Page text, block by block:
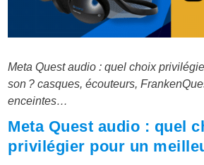
Meta Quest audio : quel choix
son ? casques, écouteurs,
enceintes…
Meta Quest audio : quel
privilégier pour un